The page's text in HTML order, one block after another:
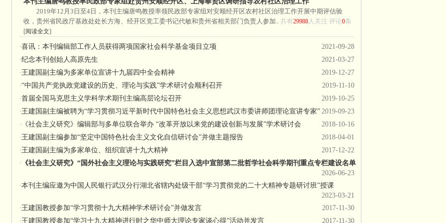
2019年12月3日至4日，本刊主编唐鸣教授率领民政部专家组对安顺经开区农村社区治理工作开展中期评估验
收，贵州省民政厅基政处处长方海、经开区党工委书记代敏和贵州省相关部门负责人参加.. 共有29988人关注 评论0条
[阅读全文]
·喜讯：本刊编辑部工作人员获得两项国家社会科学基金项目立项
2021-09-28
·纪念本刊创始人高原先生
2021-03-27
·王建国副主编为多家单位宣讲十九届四中全会精神
2019-12-27
·“中国共产党执政党建设的历史、理论与实践”学术研讨会顺利召开
2019-11-10
·首届全国马克思主义学科学术期刊主编高层论坛召开
2019-10-25
·王建国副主编被聘为“学习贯彻习近平新时代中国特色社会主义思想武汉市委讲师团理论宣讲专家” 2019-09-23
· 《社会主义研究》编辑部与多单位联合举办 “改革开放以来党的建设创新与发展”学术研讨会
2018-10-16
·王建国副主编参加“坚定中国特色社会主义文化自信研讨会”并做主题报告
2018-04-01
·王建国副主编为多家单位、组织宣讲十九大精神
2017-12-22
· 《社会主义研究》“国外社会主义理论与实践研究”栏目入选中宣部第二批哲学社会科学期刊重点专栏建设名单
2026-06-23
·本刊主编应邀为中国人民银行武汉分行湖北省辖内处级干部“学习贯彻党的二十大精神专题研讨班”授课
2023-03-21
·王建国教授参加“学习贯彻十九大精神学术研讨会”并做发言
2017-11-30
·王建国教授参加“学习十九大精神进行时之华中师大理论专家谈心得”活动并发言 2017-11-30